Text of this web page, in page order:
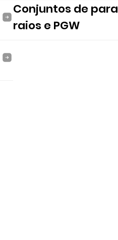
Conjuntos de
raios e PGW